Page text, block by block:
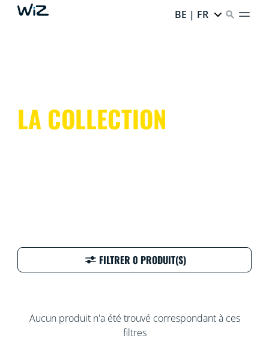
BE | FR
LA COLLECTION
FILTRER 0 PRODUIT(S)
Aucun produit n'a été trouvé correspondant à ces
filtres